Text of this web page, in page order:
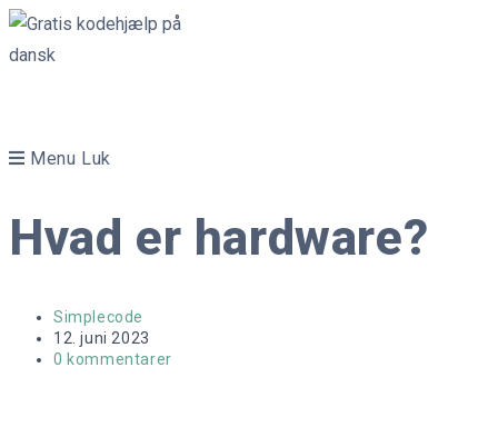
Skip
to
Menu Luk
Hvad er hardware?
Post
author:
Simplecode
Post
published:
12. juni 2023
Post
0 kommentarer